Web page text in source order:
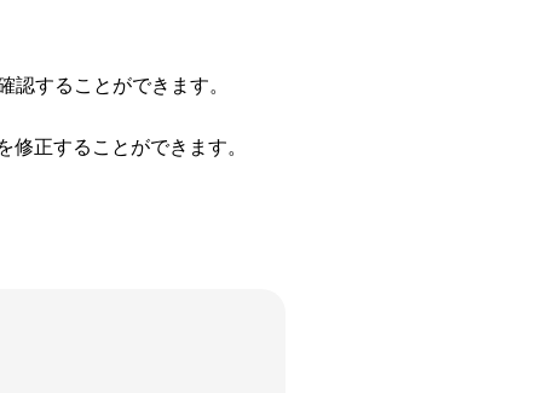
認することができます。
正することができます。